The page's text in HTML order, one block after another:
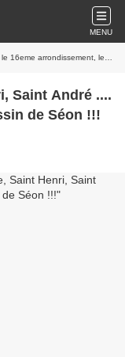
MENU
le bassin de Séon !!!
Saint André ....
de Séon !!!